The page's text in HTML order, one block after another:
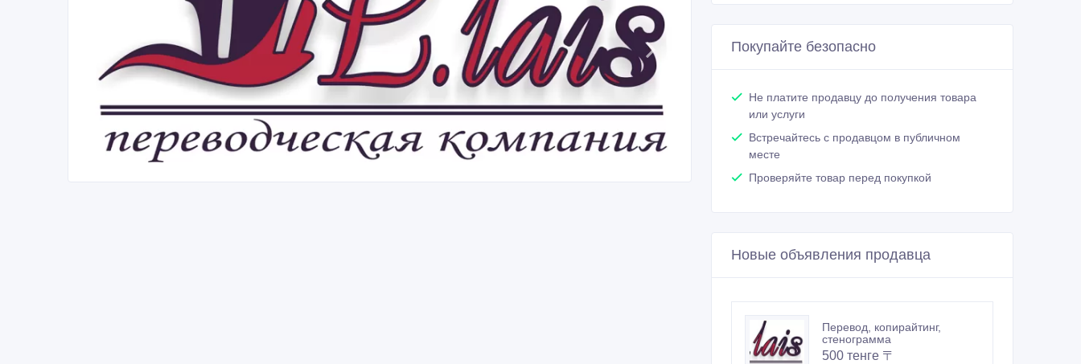
Покупайте безопасно
Не платите продавцу до получения товара
или услуги
Встречайтесь с продавцом в публичном
месте
Проверяйте товар перед покупкой
Новые объявления продавца
Перевод, копирайтинг,
стенограмма
500 тенге 〒